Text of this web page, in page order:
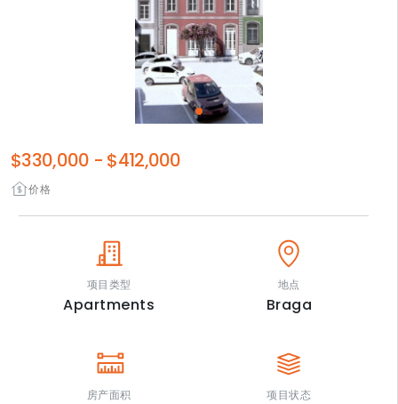
价格
$330,000 - $412,000
项目类型
Apartments
地点
Braga
房产面积 项目状态